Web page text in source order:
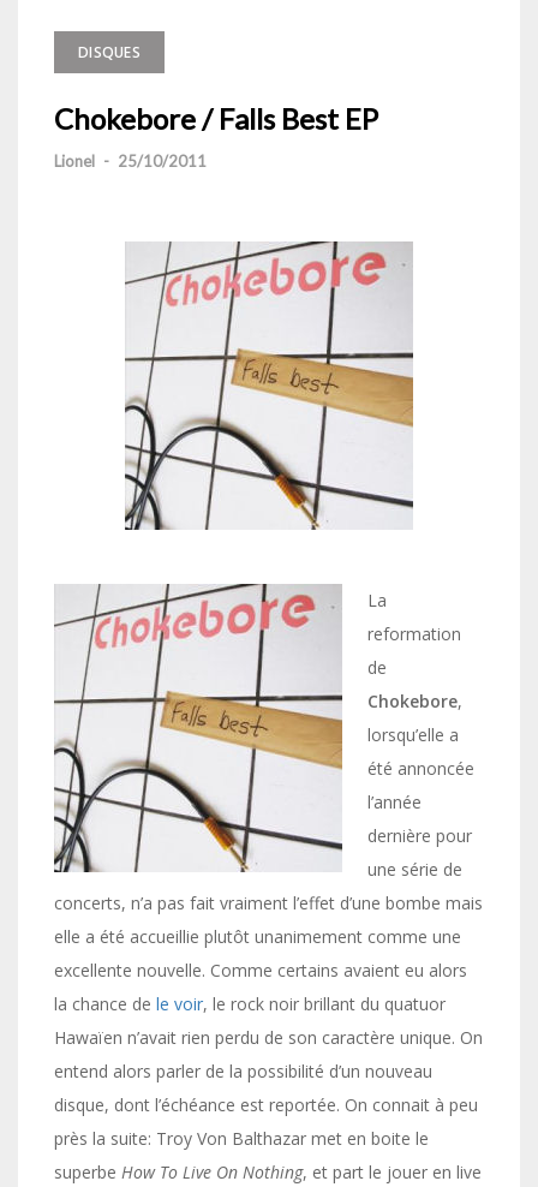
DISQUES
Chokebore / Falls Best EP
Lionel - 25/10/2011
La
reformation
de
Chokebore,
lorsqu’elle a
été annoncée
l’année
dernière pour
une série de
concerts, n’a pas fait vraiment l’effet d’une bombe mais
elle a été accueillie plutôt unanimement comme une
excellente nouvelle. Comme certains avaient eu alors
la chance de le voir, le rock noir brillant du quatuor
Hawaïen n’avait rien perdu de son caractère unique. On
entend alors parler de la possibilité d’un nouveau
disque, dont l’échéance est reportée. On connait à peu
près la suite: Troy Von Balthazar met en boite le
superbe How To Live On Nothing, et part le jouer en live